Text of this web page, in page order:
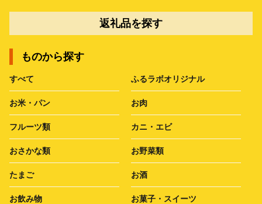
返礼品を探す
ものから探す
すべて ふるラボオリジナル
お米・パン お肉
フルーツ類 カニ・エビ
おさかな類 お野菜類
たまご お酒
お飲み物 お菓子・スイーツ